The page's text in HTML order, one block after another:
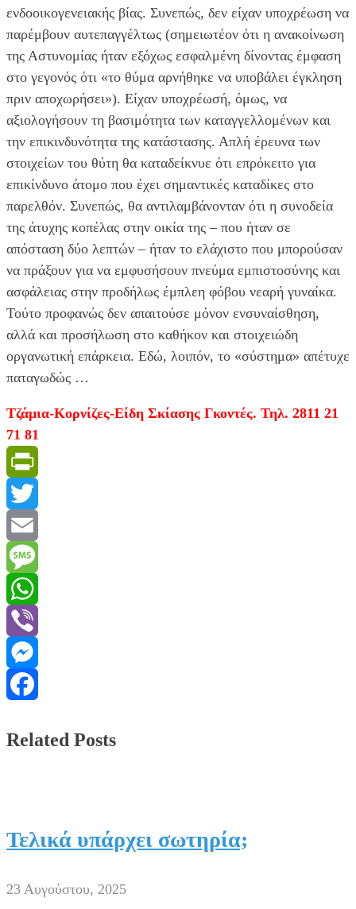
ενδοοικογενειακής βίας. Συνεπώς, δεν είχαν υποχρέωση να
παρέμβουν αυτεπαγγέλτως (σημειωτέον ότι η ανακοίνωση
της Αστυνομίας ήταν εξόχως εσφαλμένη δίνοντας έμφαση
στο γεγονός ότι «το θύμα αρνήθηκε να υποβάλει έγκληση
πριν αποχωρήσει»). Είχαν υποχρέωσή, όμως, να
αξιολογήσουν τη βασιμότητα των καταγγελλομένων και
την επικινδυνότητα της κατάστασης. Απλή έρευνα των
στοιχείων του θύτη θα καταδείκνυε ότι επρόκειτο για
επικίνδυνο άτομο που έχει σημαντικές καταδίκες στο
παρελθόν. Συνεπώς, θα αντιλαμβάνονταν ότι η συνοδεία
της άτυχης κοπέλας στην οικία της – που ήταν σε
απόσταση δύο λεπτών – ήταν το ελάχιστο που μπορούσαν
να πράξουν για να εμφυσήσουν πνεύμα εμπιστοσύνης και
ασφάλειας στην προδήλως έμπλεη φόβου νεαρή γυναίκα.
Τούτο προφανώς δεν απαιτούσε μόνον ενσυναίσθηση,
αλλά και προσήλωση στο καθήκον και στοιχειώδη
οργανωτική επάρκεια. Εδώ, λοιπόν, το «σύστημα» απέτυχε
παταγωδώς …
Τζάμια-Κορνίζες-Είδη Σκίασης Γκοντές. Τηλ. 2811 21
71 81
PrintFriendly
Twitter
Email
Message
WhatsApp
Viber
Messenger
Related Posts
Τελικά υπάρχει σωτηρία;
23 Αυγούστου, 2025